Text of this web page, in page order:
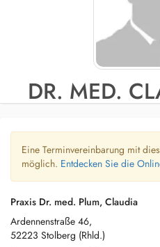
DR. MED.
Eine Terminvereinbarung mit
möglich. Entdecken Sie die
Praxis Dr. med. Plum, Claudia
Ardennenstraße 46,
52223 Stolberg (Rhld.)